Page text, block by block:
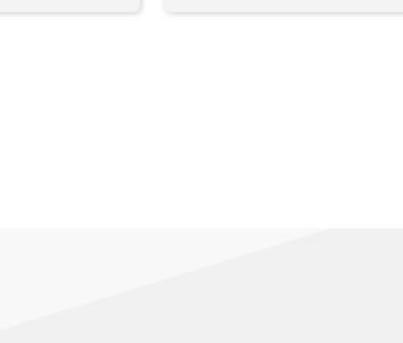
à 100%
réactif, professionnel